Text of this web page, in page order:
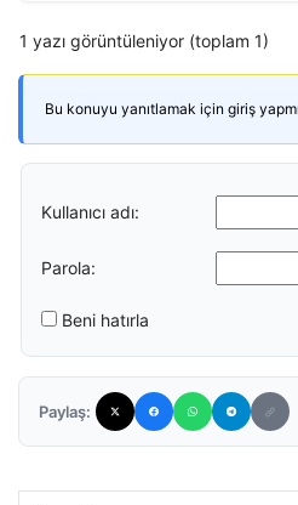
1 yazı görüntüleniyor (toplam 1)
Bu konuyu yanıtlamak için giriş
Kullanıcı adı:
Parola:
Beni hatırla
Paylaş: